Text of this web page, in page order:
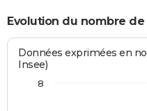
Evolution du nombre de
Données exprimées en
Insee)
8